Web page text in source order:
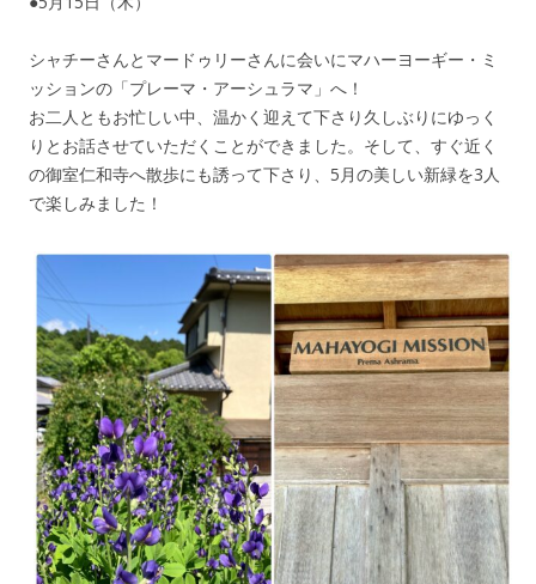
シャチーさんとマードゥリーさんに会いにマハーヨーギー・ミ
ッションの「プレーマ・アーシュラマ」へ！
お二人ともお忙しい中、温かく迎えて下さり久しぶりにゆっく
りとお話させていただくことができました。そして、すぐ近く
の御室仁和寺へ散歩にも誘って下さり、5月の美しい新緑を3人
で楽しみました！